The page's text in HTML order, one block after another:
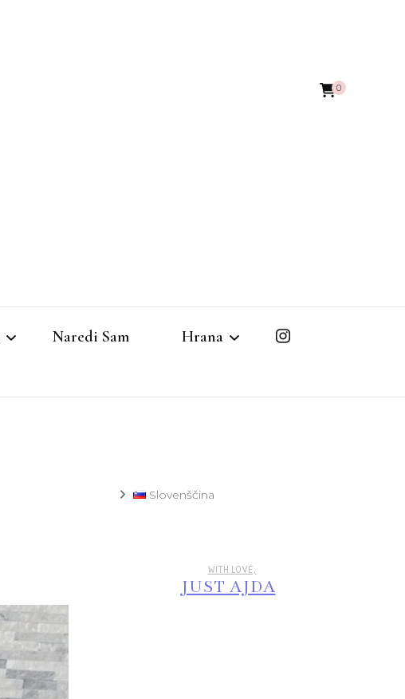
0
Naredi Sam Hrana
Slovenščina
WITH LOVE,
JUST AJDA